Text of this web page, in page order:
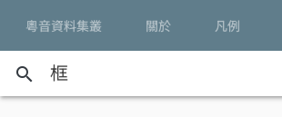
粵音資料集叢 關於 凡例
search